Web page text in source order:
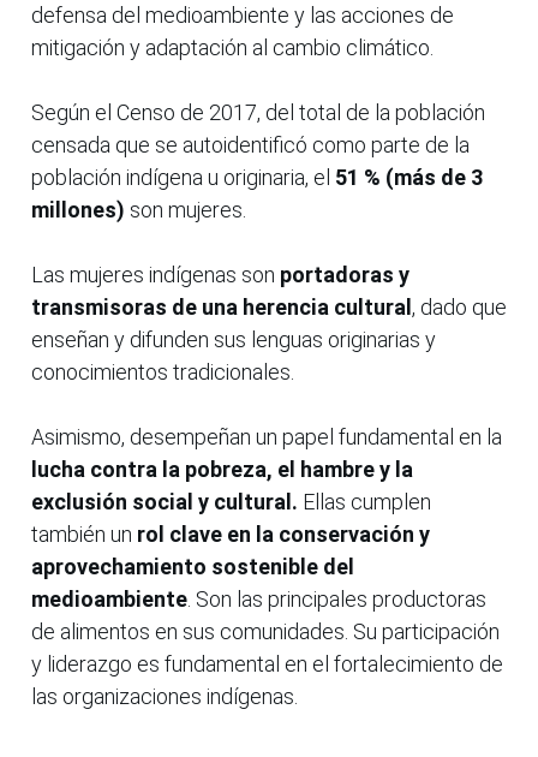
defensa del medioambiente y las acciones de
mitigación y adaptación al cambio climático.
Según el Censo de 2017, del total de la población
censada que se autoidentificó como parte de la
población indígena u originaria, el 51 % (más de 3
millones) son mujeres.
Las mujeres indígenas son portadoras y
transmisoras de una herencia cultural , dado que
enseñan y difunden sus lenguas originarias y
conocimientos tradicionales.
Asimismo, desempeñan un papel fundamental en la
lucha contra la pobreza, el hambre y la
exclusión social y cultural. Ellas cumplen
también un rol clave en la conservación y
aprovechamiento sostenible del
medioambiente . Son las principales productoras
de alimentos en sus comunidades. Su participación
y liderazgo es fundamental en el fortalecimiento de
las organizaciones indígenas.